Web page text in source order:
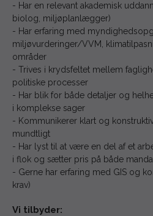
- Har en relevant akademisk
biolog, miljøplanlægger)
- Har erfaring med
miljøvurderinger/VVM,
områder
- Trives i krydsfeltet mellem
politiske processer
- Har blik for både detaljer og
i komplekse sager
- Kommunikerer klart og
mundtligt
- Har lyst til at være en del af et
i flok og sætter pris på både
- Gerne har erfaring med GIS og
krav)
Vi tilbyder: